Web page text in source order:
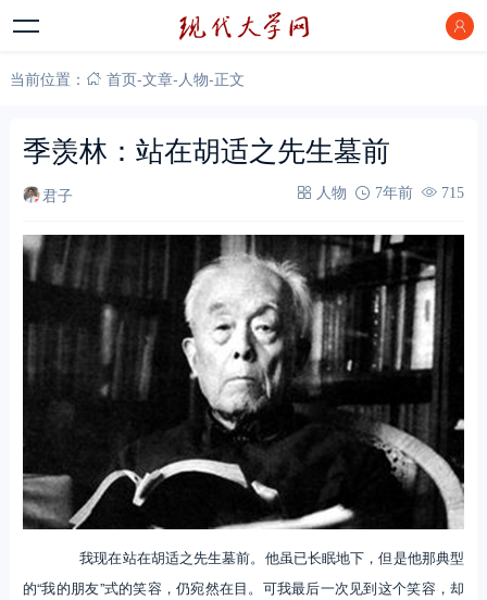
当前位置： 首页-文章-人物-正文
季羡林：站在胡适之先生墓前
君子 人物 7年前 715
我现在站在胡适之先生墓前。他虽已长眠地下，但是他那典型
的“我的朋友”式的笑容，仍宛然在目。可我最后一次见到这个笑容，却